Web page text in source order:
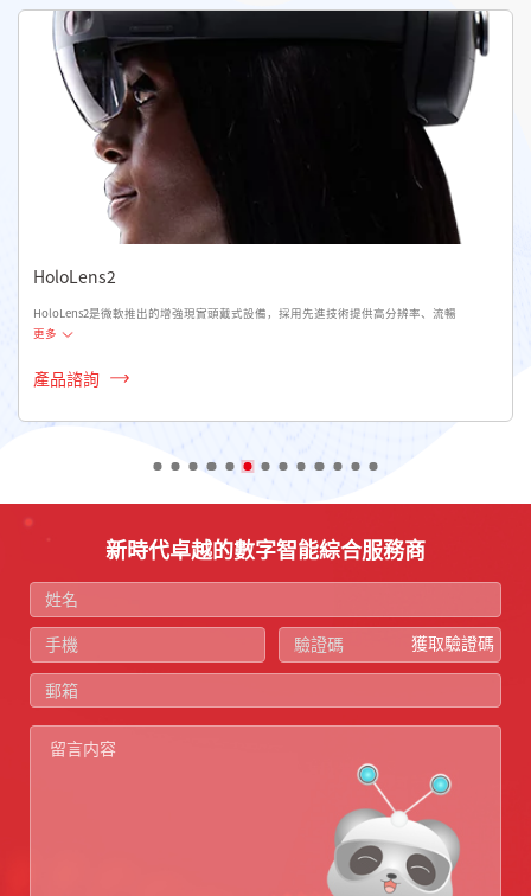
HoloLens2
HoloLens2是微軟推出的增強現實頭戴式設備，採用先進技術提供高分辨率、流暢
更多
產品諮詢
新時代卓越的數字智能綜合服務商
獲取驗證碼